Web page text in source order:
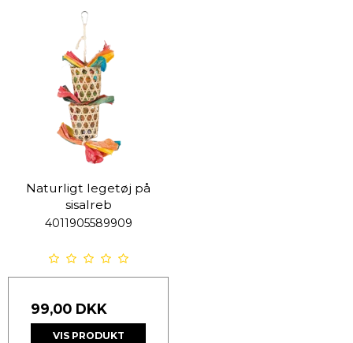
Naturligt legetøj på
sisalreb
4011905589909
99,00 DKK
VIS PRODUKT